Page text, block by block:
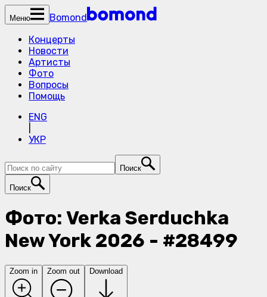
Меню
Bomond
Концерты
Новости
Артисты
Фото
Вопросы
Помощь
ENG
УКР
Поиск
Поиск
Фото: Verka Serduchka
New York 2026 - #28499
Zoom in Zoom out Download